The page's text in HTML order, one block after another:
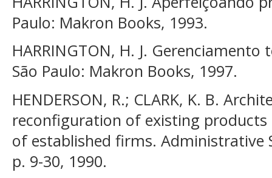
Paulo: Makron Books, 1993.
HARRINGTON, H. J.
São Paulo: Makron Books, 1997.
HENDERSON, R.; CLARK, K. B.
reconfiguration of existing
of established firms. Administrative
p. 9-30, 1990.